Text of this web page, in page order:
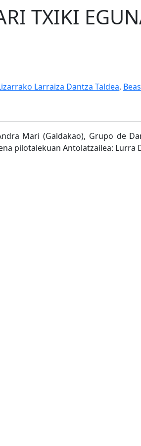
TXIKI
Larraiza Dantza Taldea,
Mari (Galdakao), Grupo de
pilotalekuan Antolatzailea: Lurra